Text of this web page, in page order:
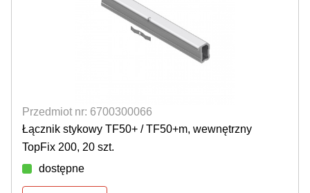
Przedmiot nr: 6700300066
Łącznik stykowy TF50+ / TF50+m, wewnętrzny
TopFix 200, 20 szt.
dostępne